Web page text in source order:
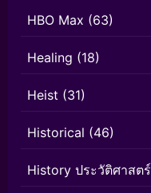
HBO Max (63)
Healing (18)
Heist (31)
Historical (46)
History ประวัติศาสตร์